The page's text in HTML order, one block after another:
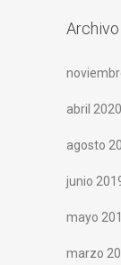
Archivo
abril 2020
agosto
junio
mayo
marzo